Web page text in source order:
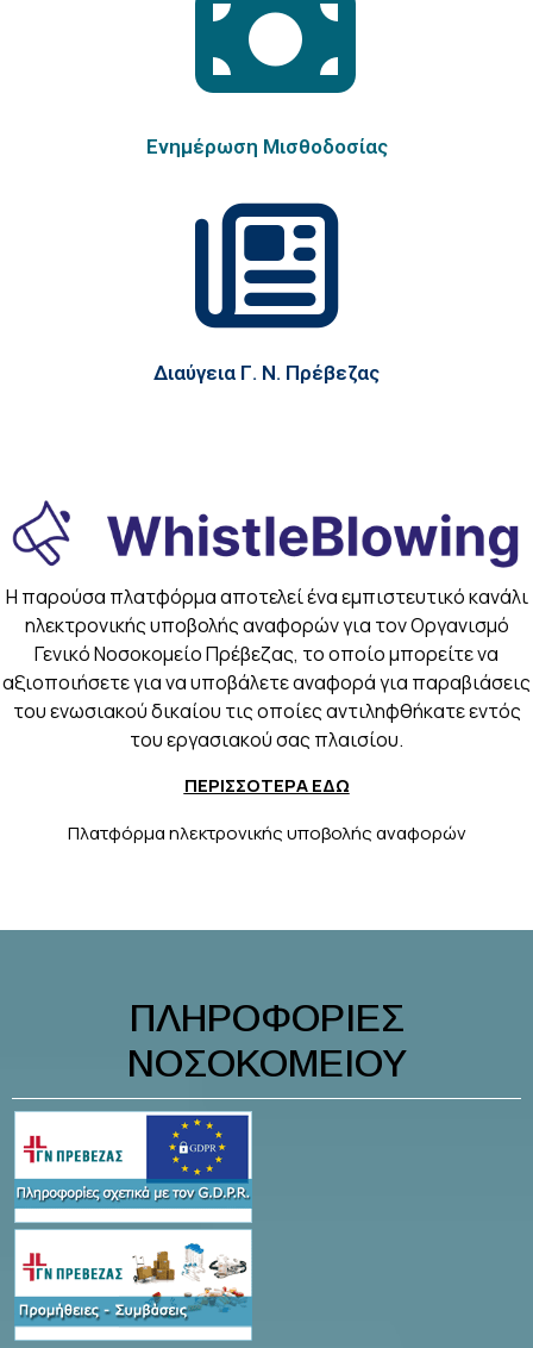
Ενημέρωση Μισθοδοσίας
Διαύγεια Γ. Ν. Πρέβεζας
Η παρούσα πλατφόρμα αποτελεί ένα εμπιστευτικό κανάλι
ηλεκτρονικής υποβολής αναφορών για τον Oργανισμό
Γενικό Νοσοκομείο Πρέβεζας, το οποίο μπορείτε να
αξιοποιήσετε για να υποβάλετε αναφορά για παραβιάσεις
του ενωσιακού δικαίου τις οποίες αντιληφθήκατε εντός
του εργασιακού σας πλαισίου.
ΠΕΡΙΣΣΟΤΕΡΑ ΕΔΩ
Πλατφόρμα ηλεκτρονικής υποβολής αναφορών
ΠΛΗΡΟΦΟΡΙΕΣ
ΝΟΣΟΚΟΜΕΙΟΥ